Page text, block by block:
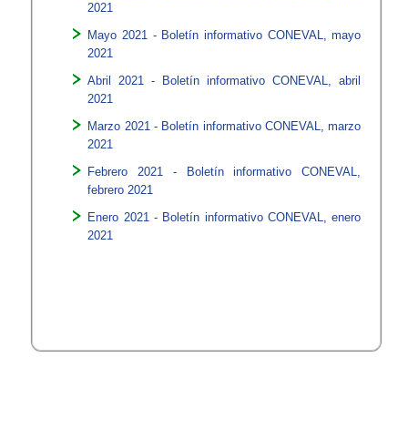
2021
Mayo 2021 - Boletín informativo CONEVAL, mayo
2021
Abril 2021 - Boletín informativo CONEVAL, abril
2021
Marzo 2021 - Boletín informativo CONEVAL, marzo
2021
Febrero 2021 - Boletín informativo CONEVAL,
febrero 2021
Enero 2021 - Boletín informativo CONEVAL, enero
2021